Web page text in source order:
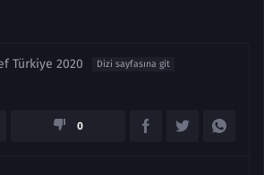
Türkiye 2020 Dizi sayfasına git
0